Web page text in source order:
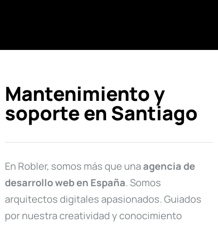
Mantenimiento y
soporte en Santiago
En Robler, somos más que una agencia de
desarrollo web en España. Somos
arquitectos digitales apasionados. Guiados
por nuestra creatividad y conocimiento